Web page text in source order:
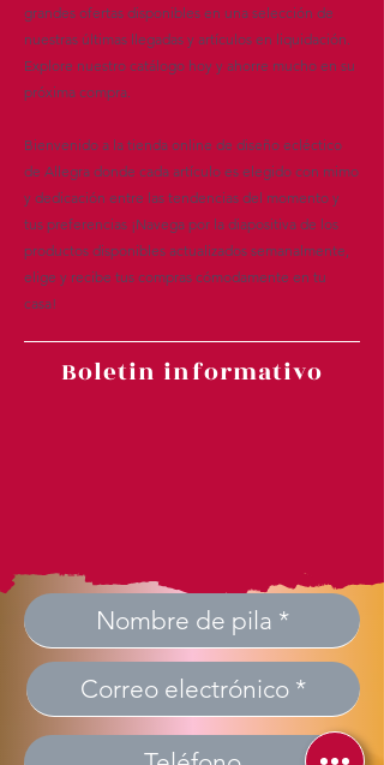
grandes ofertas disponibles en una selección de
nuestras últimas llegadas y artículos en liquidación.
Explore nuestro catálogo hoy y ahorre mucho en su
próxima compra.
Bienvenido a la tienda online de diseño ecléctico
de Allegra donde cada artículo es elegido con mimo
y dedicación entre las tendencias del momento y
tus preferencias ¡Navega por la diapositiva de los
productos disponibles actualizados semanalmente,
elige y recibe tus compras cómodamente en tu
casa!
Boletin informativo